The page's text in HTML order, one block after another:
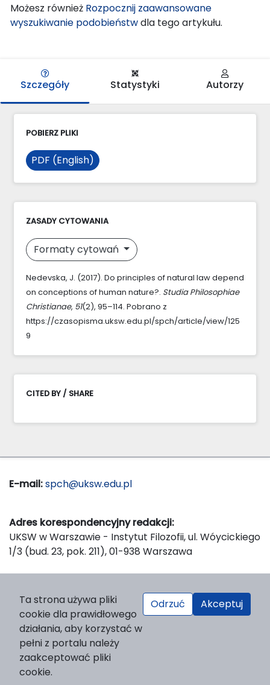
Możesz również Rozpocznij zaawansowane
wyszukiwanie podobieństwdla tego artykułu.
Szczegóły Statystyki Autorzy
POBIERZ PLIKI
PDF (English)
ZASADY CYTOWANIA
Formaty cytowań
Nedevska, J. (2017). Do principles of natural law depend
on conceptions of human nature?. Studia Philosophiae
Christianae, 51(2), 95–114. Pobrano z
https://czasopisma.uksw.edu.pl/spch/article/view/125
9
CITED BY / SHARE
E-mail:spch@uksw.edu.pl
Adres korespondencyjny redakcji:
UKSW w Warszawie - Instytut Filozofii, ul. Wóycickiego
1/3 (bud. 23, pok. 211), 01-938 Warszawa
Wydawnictwo Naukowe UKSW, ul. Dewajtis 5, domek
nr 2, 01-815 Warszawa
Strona WWW Wydawnictwa
e-mail: wydawnictwo@uksw.edu.pl
Ta strona używa pliki
cookie dla prawidłowego
działania, aby korzystać w
pełni z portalu należy
zaakceptować pliki
cookie.
Odrzuć Akceptuj